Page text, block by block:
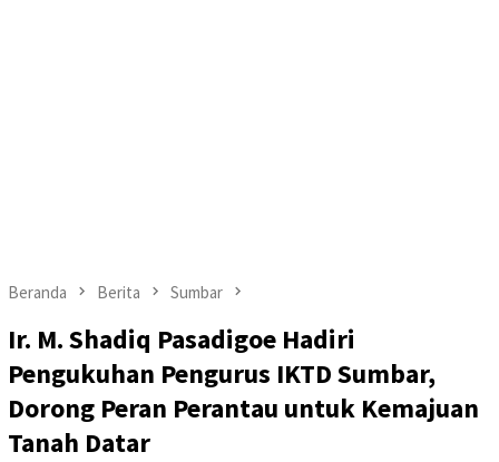
Beranda Berita Sumbar
Ir. M. Shadiq Pasadigoe Hadiri
Pengukuhan Pengurus IKTD Sumbar,
Dorong Peran Perantau untuk Kemajuan
Tanah Datar